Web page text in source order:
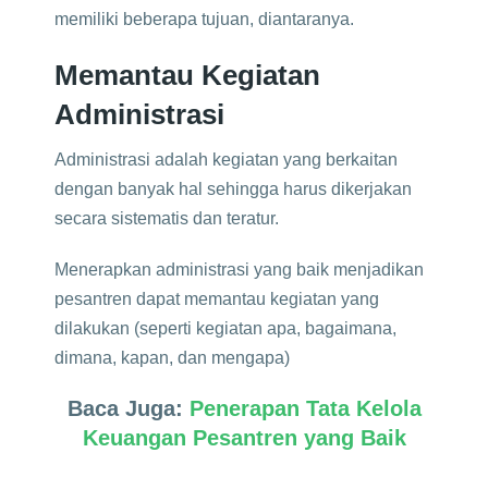
memiliki beberapa tujuan, diantaranya.
Memantau Kegiatan
Administrasi
Administrasi adalah kegiatan yang berkaitan
dengan banyak hal sehingga harus dikerjakan
secara sistematis dan teratur.
Menerapkan administrasi yang baik menjadikan
pesantren dapat memantau kegiatan yang
dilakukan (seperti kegiatan apa, bagaimana,
dimana, kapan, dan mengapa)
Baca Juga: Penerapan Tata Kelola
Keuangan Pesantren yang Baik